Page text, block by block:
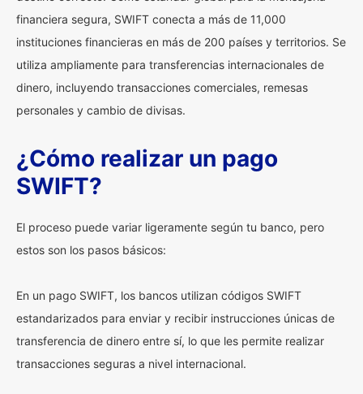
financiera segura, SWIFT conecta a más de 11,000
instituciones financieras en más de 200 países y territorios. Se
utiliza ampliamente para transferencias internacionales de
dinero, incluyendo transacciones comerciales, remesas
personales y cambio de divisas.
¿Cómo realizar un pago
SWIFT?
El proceso puede variar ligeramente según tu banco, pero
estos son los pasos básicos:
En un pago SWIFT, los bancos utilizan códigos SWIFT
estandarizados para enviar y recibir instrucciones únicas de
transferencia de dinero entre sí, lo que les permite realizar
transacciones seguras a nivel internacional.